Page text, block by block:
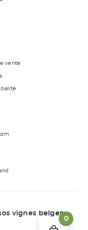
vente
vignes belges
0